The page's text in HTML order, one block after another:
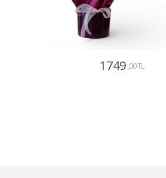
1749 ,00 TL